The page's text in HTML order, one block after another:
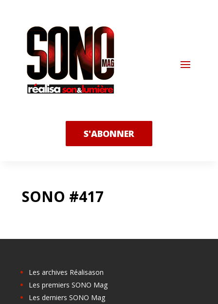
S'ABONNER
SONO #417
Les archives Réalisason
Les premiers SONO Mag
Les derniers SONO Mag